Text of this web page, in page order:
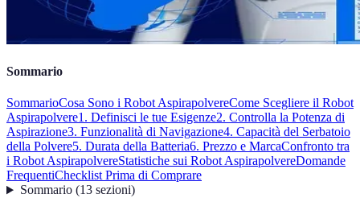
Sommario
SommarioCosa Sono i Robot AspirapolvereCome Scegliere il Robot
Aspirapolvere1. Definisci le tue Esigenze2. Controlla la Potenza di
Aspirazione3. Funzionalità di Navigazione4. Capacità del Serbatoio
della Polvere5. Durata della Batteria6. Prezzo e MarcaConfronto tra
i Robot AspirapolvereStatistiche sui Robot AspirapolvereDomande
FrequentiChecklist Prima di Comprare
Sommario(13 sezioni)